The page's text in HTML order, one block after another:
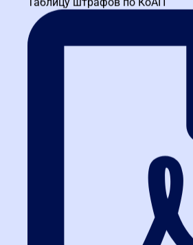
бизнеса, инвестиция в
становится стратегическим решением.
предлагает актуальные
разработанные с учетом всех последних
позволяют не только изучить теорию
практические навыки на реальных
экспертами по всей России, где спрос
Образовательные
поставщиков и
Понимание механизмов 223-ФЗ
сторон закупочного процесса. Для
возможность выстроить оптимальные
минимизировать риски и обеспечить